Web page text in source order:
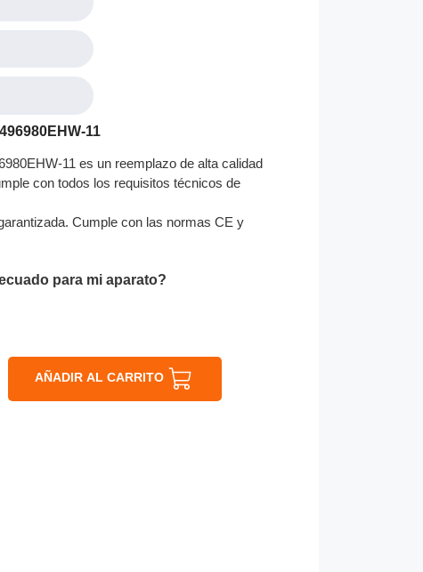
11
11 es un reemplazo de alta calidad
con todos los requisitos técnicos de
Cumple con las normas CE y
para mi aparato?
AÑADIR AL CARRITO